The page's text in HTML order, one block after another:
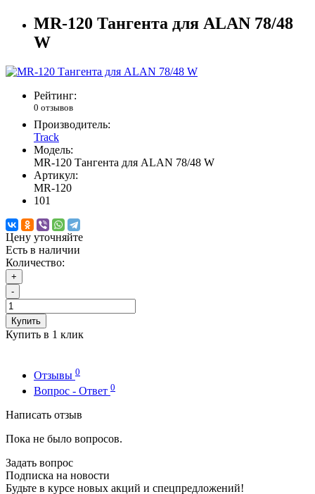
MR-120 Тангента для ALAN 78/48
W
Рейтинг:
0 отзывов
Производитель:
Track
Модель:
MR-120 Тангента для ALAN 78/48 W
Артикул:
MR-120
101
Цену уточняйте
Есть в наличии
Количество:
+
-
Купить
Купить в 1 клик
Отзывы 0
Вопрос - Ответ 0
Написать отзыв
Пока не было вопросов.
Задать вопрос
Подписка на новости
Будьте в курсе новых акций и спецпредложений!